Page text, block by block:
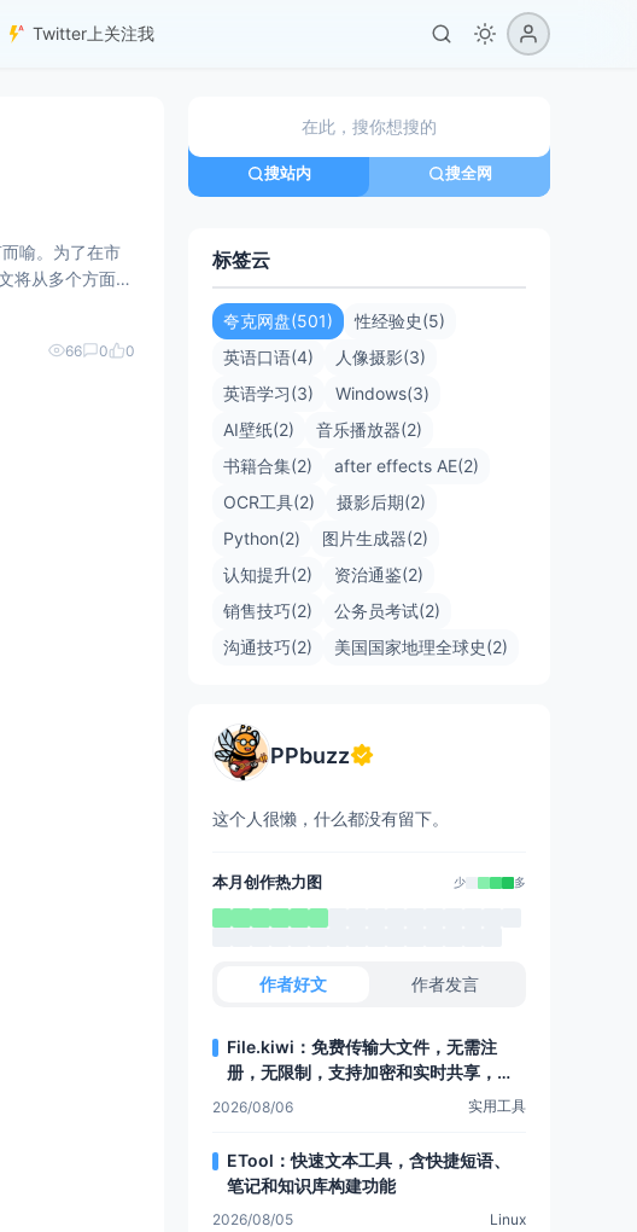
Twitter上关注我
喻。为了在市
将从多个方面探
66 0 0
搜站内 搜全网
标签云
夸克网盘(501)
性经验史(5)
英语口语(4)
人像摄影(3)
英语学习(3)
Windows(3)
AI壁纸(2)
音乐播放器(2)
书籍合集(2)
after effects AE(2)
OCR工具(2)
摄影后期(2)
Python(2)
图片生成器(2)
认知提升(2)
资治通鉴(2)
销售技巧(2)
公务员考试(2)
沟通技巧(2)
美国国家地理全球史(2)
PPbuzz
这个人很懒，什么都没有留下。
本月创作热力图 少 多
作者好文 作者发言
File.kiwi：免费传输大文件，无需注
册，无限制，支持加密和实时共享，还
有Web文件夹功能
2026/08/06 实用工具
ETool：快速文本工具，含快捷短语、
笔记和知识库构建功能
2026/08/05 Linux